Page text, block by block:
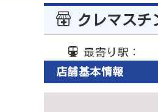
クレマスチ
最寄り駅：
店舗基本情報